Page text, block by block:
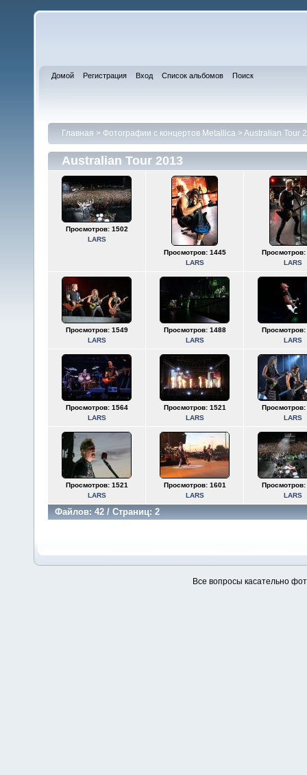
Домой Регистрация Вход Список альбомов Поиск
Главная > Фотографии с концертов Metallica >Australian Tour
Australian Tour 2013
Просмотров: 1502
LARS
Просмотров: 1445
LARS
Просмотров:
LARS
Просмотров: 1549
LARS
Просмотров: 1488
LARS
Просмотров:
LARS
Просмотров: 1564
LARS
Просмотров: 1521
LARS
Просмотров:
LARS
Просмотров: 1521
LARS
Просмотров: 1601
LARS
Просмотров:
LARS
Файлов: 42 / Страниц: 2
Все вопросы касательно